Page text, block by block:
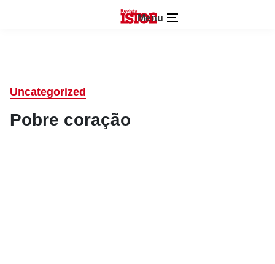
Menu
Uncategorized
Pobre coração